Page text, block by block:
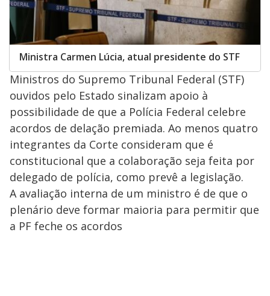
Ministra Carmen Lúcia, atual presidente do STF
Ministros do Supremo Tribunal Federal (STF)
ouvidos pelo Estado sinalizam apoio à
possibilidade de que a Polícia Federal celebre
acordos de delação premiada. Ao menos quatro
integrantes da Corte consideram que é
constitucional que a colaboração seja feita por
delegado de polícia, como prevê a legislação.
A avaliação interna de um ministro é de que o
plenário deve formar maioria para permitir que
a PF feche os acordos